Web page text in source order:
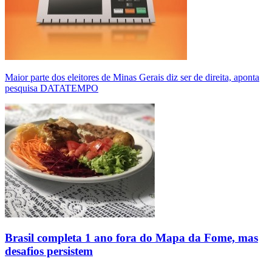
Maior parte dos eleitores de Minas Gerais diz ser de direita, aponta
pesquisa DATATEMPO
Brasil completa 1 ano fora do Mapa da Fome, mas
desafios persistem